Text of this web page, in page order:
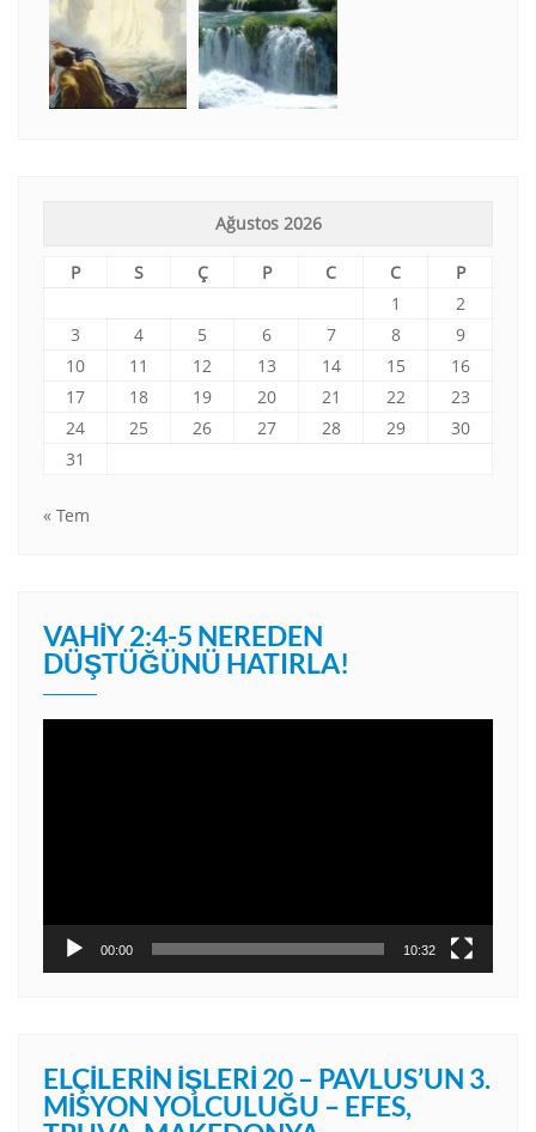
Ağustos 2026
P S Ç P C C
P
1
2
3
4 5 6 7 8
9
10
11 12 13 14 15
16
17
18 19 20 21 22
23
24
25 26 27 28 29
30
31
« Tem
VAHIY 2:4-5 NEREDEN
DÜŞTÜĞÜNÜ HATIRLA!
00:00 10:32
ELÇILERIN İŞLERI 20 – PAVLUS’UN 3.
MISYON YOLCULUĞU – EFES,